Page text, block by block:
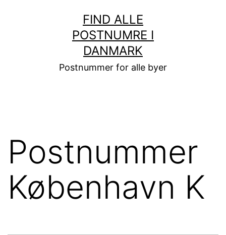
FIND ALLE
POSTNUMRE I
DANMARK
Postnummer for alle byer
Postnummer
København K